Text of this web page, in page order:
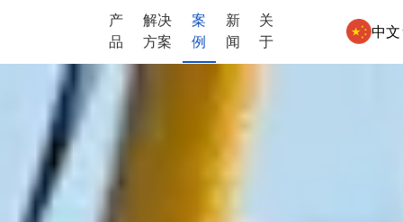
产
品
解决
方案
案
例
新
闻
关
于
中文